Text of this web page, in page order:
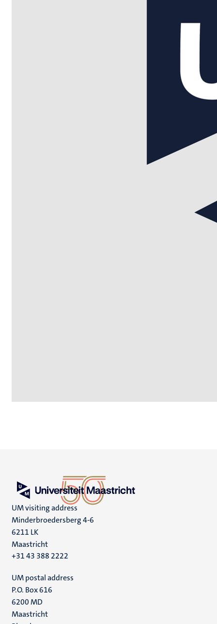
UM visiting address
Minderbroedersberg 4-6
6211 LK
Maastricht
+31 43 388 2222
UM postal address
P.O. Box 616
6200 MD
Maastricht